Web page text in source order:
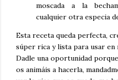
moscada a la
cualquier otra especia
Esta receta queda perfecta,
súper rica y lista para usar
Dadle una oportunidad
os animáis a hacerla,